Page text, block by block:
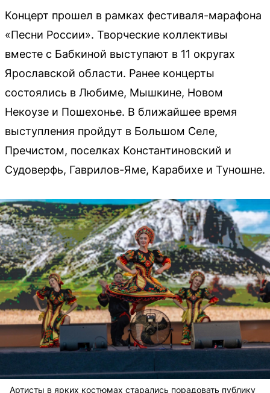
Концерт прошел в рамках фестиваля-марафона
«Песни России». Творческие коллективы
вместе с Бабкиной выступают в 11 округах
Ярославской области. Ранее концерты
состоялись в Любиме, Мышкине, Новом
Некоузе и Пошехонье. В ближайшее время
выступления пройдут в Большом Селе,
Пречистом, поселках Константиновский и
Судоверфь, Гаврилов-Яме, Карабихе и Туношне.
Артисты в ярких костюмах старались порадовать публику